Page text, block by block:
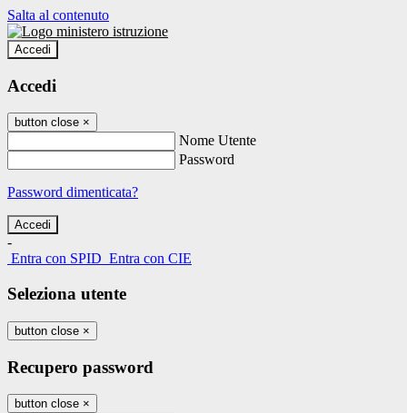
Salta al contenuto
Accedi
Accedi
button close ×
Nome Utente
Password
Password dimenticata?
-
Entra con SPID Entra con CIE
Seleziona utente
button close ×
Recupero password
button close ×